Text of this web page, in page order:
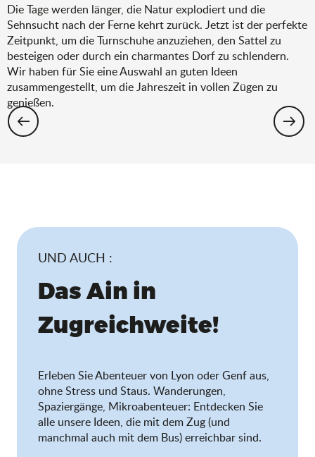
Die Tage werden länger, die Natur explodiert und die
Sehnsucht nach der Ferne kehrt zurück. Jetzt ist der perfekte
Zeitpunkt, um die Turnschuhe anzuziehen, den Sattel zu
besteigen oder durch ein charmantes Dorf zu schlendern.
Wir haben für Sie eine Auswahl an guten Ideen
zusammengestellt, um die Jahreszeit in vollen Zügen zu
genießen.
Wandern: Die Auswahl für den Frühling
UND AUCH :
Das Ain in
Zugreichweite!
Erleben Sie Abenteuer von Lyon oder Genf aus,
ohne Stress und Staus. Wanderungen,
Spaziergänge, Mikroabenteuer: Entdecken Sie
alle unsere Ideen, die mit dem Zug (und
manchmal auch mit dem Bus) erreichbar sind.